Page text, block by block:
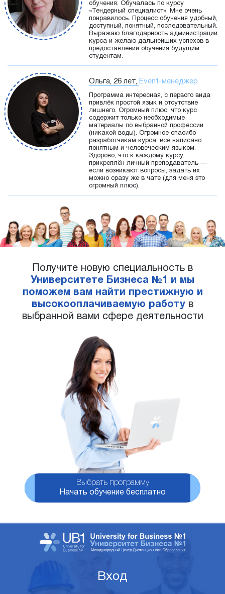
обучения. Обучалась по курсу
«Тендерный специалист». Мне очень
понравилось. Процесс обучения удобный,
доступный, понятный, последовательный.
Выражаю благодарность администрации
курса и желаю дальнейших успехов в
предоставлении обучения будущим
студентам.
Ольга, 26 лет, Event-менеджер
Программа интересная, с первого вида
привлёк простой язык и отсутствие
лишнего. Огромный плюс, что курс
содержит только необходимые
материалы по выбранной профессии
(никакой воды). Огромное спасибо
разработчикам курса, всё написано
понятным и человеческим языком.
Здорово, что к каждому курсу
прикреплён личный преподаватель —
если возникают вопросы, задать их
можно сразу же в чате (для меня это
огромный плюс).
Получите новую специальность в
Университете Бизнеса №1 и мы
поможем вам найти престижную и
высокооплачиваемую работу в
выбранной вами сфере деятельности
Выбрать программу
Начать обучение бесплатно
Вход